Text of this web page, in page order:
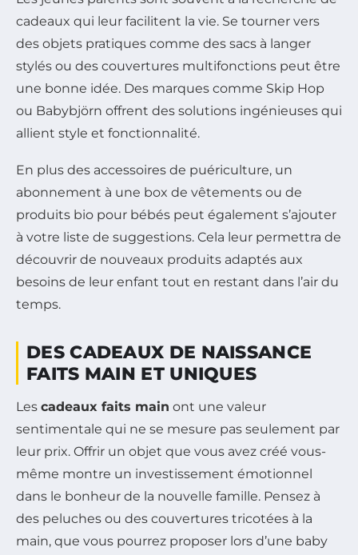
cadeaux qui leur facilitent la vie. Se tourner vers
des objets pratiques comme des sacs à langer
stylés ou des couvertures multifonctions peut être
une bonne idée. Des marques comme Skip Hop
ou Babybjörn offrent des solutions ingénieuses qui
allient style et fonctionnalité.
En plus des accessoires de puériculture, un
abonnement à une box de vêtements ou de
produits bio pour bébés peut également s’ajouter
à votre liste de suggestions. Cela leur permettra de
découvrir de nouveaux produits adaptés aux
besoins de leur enfant tout en restant dans l’air du
temps.
DES CADEAUX DE NAISSANCE
FAITS MAIN ET UNIQUES
Les cadeaux faits main ont une valeur
sentimentale qui ne se mesure pas seulement par
leur prix. Offrir un objet que vous avez créé vous-
même montre un investissement émotionnel
dans le bonheur de la nouvelle famille. Pensez à
des peluches ou des couvertures tricotées à la
main, que vous pourrez proposer lors d’une baby